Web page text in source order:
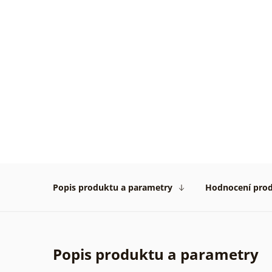
Popis produktu a parametry Hodnocení
Popis produktu a parametry